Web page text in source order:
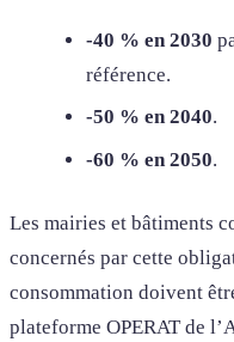
-40 % en 2030
référence.
-50 % en 2040.
-60 % en 2050.
Les mairies et bâtiments
concernés par cette
consommation doivent
plateforme OPERAT de